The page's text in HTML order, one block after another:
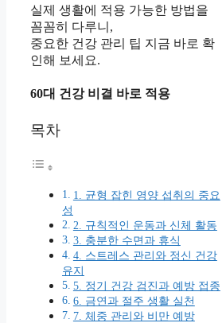
실제 생활에 적용 가능한 방법을
꼼꼼히 다루니,
중요한 건강 관리 팁 지금 바로 확
인해 보세요.
60대 건강 비결 바로 적용
목차
1. 균형 잡힌 영양 섭취의 중요
성
2. 규칙적인 운동과 신체 활동
3. 충분한 수면과 휴식
4. 스트레스 관리와 정신 건강
유지
5. 정기 건강 검진과 예방 접종
6. 금연과 절주 생활 실천
7. 체중 관리와 비만 예방